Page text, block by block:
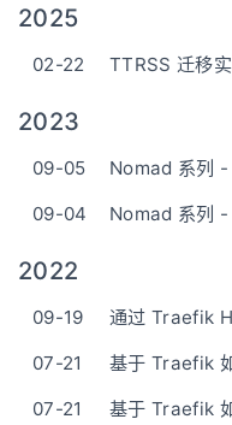
2025
02-22 TTRSS 迁移
2023
09-05
Nomad 系列
09-04
2022
09-19
通过 Traefik
07-21
基于 Traefik
07-21
基于 Traefik